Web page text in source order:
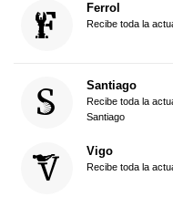
Ferrol
Recibe toda la
Santiago
Recibe toda la
Santiago
Vigo
Recibe toda la